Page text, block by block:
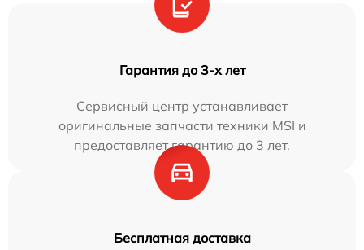
Гарантия до 3-х лет
Сервисный центр устанавливает
оригинальные запчасти техники MSI и
предоставляет гарантию до 3 лет.
Бесплатная доставка